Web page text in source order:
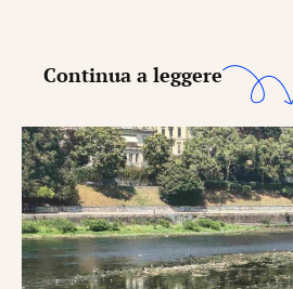
Continua a leggere